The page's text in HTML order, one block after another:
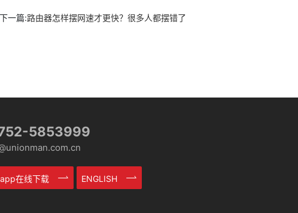
下一篇:路由器怎样摆网速才更快？很多人都摆错了
5853999
在线下载 ENGLISH